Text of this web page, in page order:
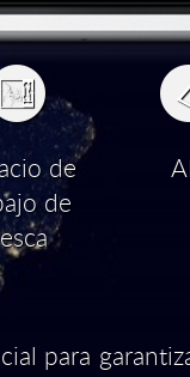
de
de
para